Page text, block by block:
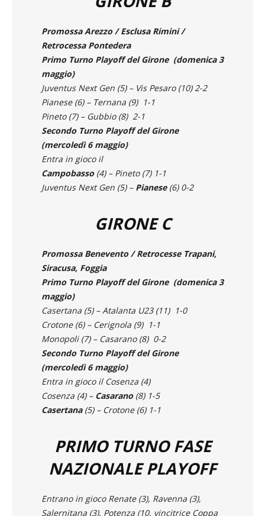
GIRONE B
Promossa Arezzo / Esclusa Rimini /
Retrocessa Pontedera
Primo Turno Playoff del Girone (domenica 3
maggio)
Juventus Next Gen (5) – Vis Pesaro (10) 2-2
Pianese (6) – Ternana (9) 1-1
Pineto (7) – Gubbio (8) 2-1
Secondo Turno Playoff del Girone
(mercoledì 6 maggio)
Entra in gioco il
Campobasso(4) – Pineto (7) 1-1
GIRONE C
Promossa Benevento / Retrocesse Trapani,
Siracusa, Foggia
Primo Turno Playoff del Girone (domenica 3
maggio)
Casertana (5) – Atalanta U23 (11) 1-0
Crotone (6) – Cerignola (9) 1-1
Monopoli (7) – Casarano (8) 0-2
Secondo Turno Playoff del Girone
(mercoledì 6 maggio)
Entra in gioco il Cosenza (4)
Cosenza (4) – Casarano (8) 1-5
PRIMO TURNO FASE
NAZIONALE PLAYOFF
Entrano in gioco Renate (3), Ravenna (3),